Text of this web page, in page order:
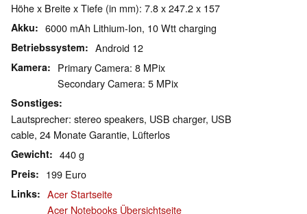
Höhe x Breite x Tiefe (in mm): 7.8 x 247.2 x 157
Akku 6000 mAh Lithium-Ion, 10 Wtt charging
Betriebssystem Android 12
Kamera
Primary Camera: 8 MPix
Secondary Camera: 5 MPix
Sonstiges
Lautsprecher: stereo speakers, USB charger, USB
cable, 24 Monate Garantie, Lüfterlos
Gewicht 440 g
Preis 199 Euro
Links
Acer Startseite
Acer Notebooks Übersichtseite